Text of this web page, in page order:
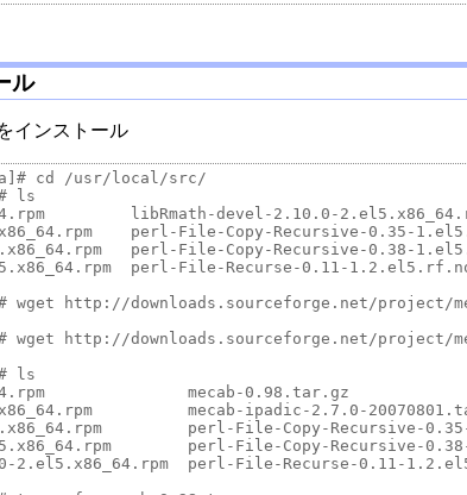
ル
インストール
cd /usr/local/src/
ls
libRmath-devel-2.10.0-
perl-File-Copy-Recursive-0.35-
perl-File-Copy-Recursive-0.38-
perl-File-Recurse-0.11-
wget http://downloads.sourceforge.net/project/
wget http://downloads.sourceforge.net/project/
ls
mecab-0.98.tar.gz
mecab-ipadic-2.7.0-
perl-File-Copy-Recursive-
perl-File-Copy-Recursive-
2.el5.x86_64.rpm  perl-File-Recurse-0.11-